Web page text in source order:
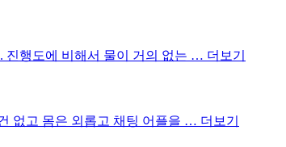
진행도에 비해서 물이 거의 없는 … 더보기
없고 몸은 외롭고 채팅 어플을 … 더보기